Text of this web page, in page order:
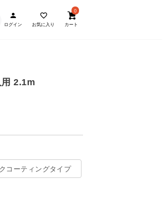
ログイン お気に入り
0
カート
2.1m
コーティングタイプ